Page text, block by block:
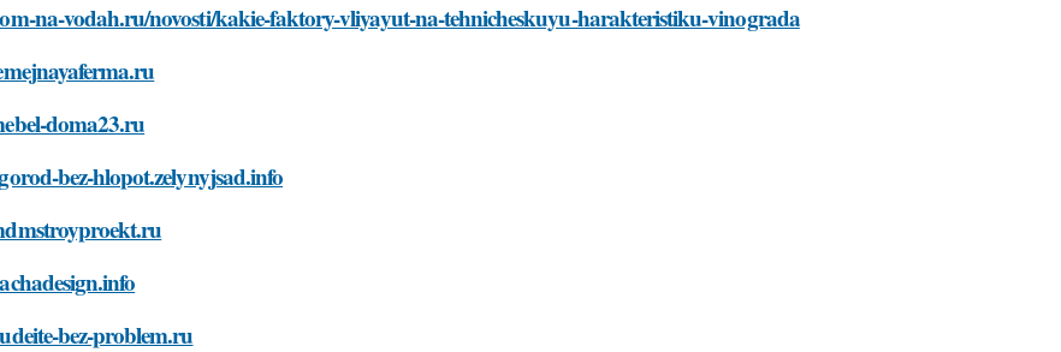
na-vodah.ru/novosti/kakie-faktory-vliyayut-na-tehnicheskuyu-harakteristiku-vinograda
doma23.ru
bez-hlopot.zelynyjsad.info
bez-problem.ru